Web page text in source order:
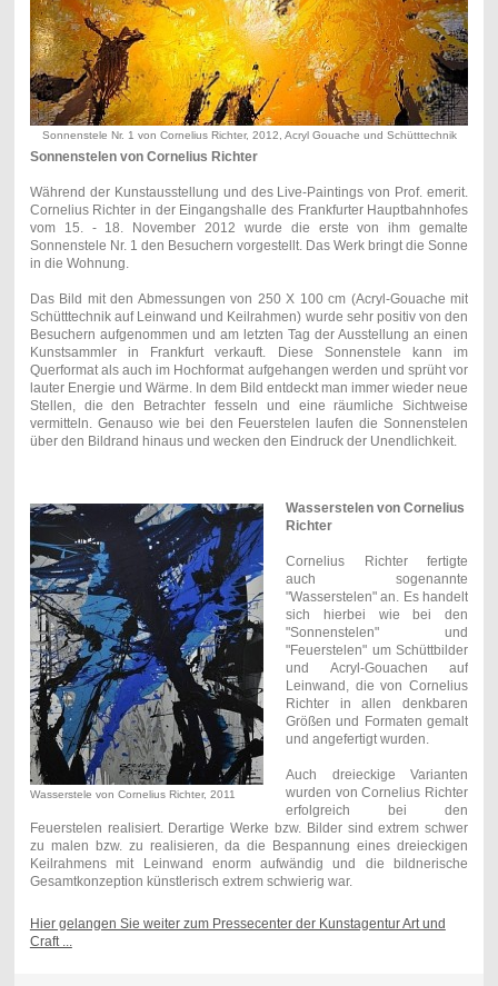
Sonnenstele Nr. 1 von Cornelius Richter, 2012, Acryl Gouache und Schütttechnik
Sonnenstelen von Cornelius Richter
Während der Kunstausstellung und des Live-Paintings von Prof. emerit.
Cornelius Richter in der Eingangshalle des Frankfurter Hauptbahnhofes
vom 15. - 18. November 2012 wurde die erste von ihm gemalte
Sonnenstele Nr. 1 den Besuchern vorgestellt. Das Werk bringt die Sonne
in die Wohnung.
Das Bild mit den Abmessungen von 250 X 100 cm (Acryl-Gouache mit
Schütttechnik auf Leinwand und Keilrahmen) wurde sehr positiv von den
Besuchern aufgenommen und am letzten Tag der Ausstellung an einen
Kunstsammler in Frankfurt verkauft. Diese Sonnenstele kann im
Querformat als auch im Hochformat aufgehangen werden und sprüht vor
lauter Energie und Wärme. In dem Bild entdeckt man immer wieder neue
Stellen, die den Betrachter fesseln und eine räumliche Sichtweise
vermitteln. Genauso wie bei den Feuerstelen laufen die Sonnenstelen
über den Bildrand hinaus und wecken den Eindruck der Unendlichkeit.
Wasserstele von Cornelius Richter, 2011
Wasserstelen von Cornelius
Richter
Cornelius Richter fertigte
auch sogenannte
"Wasserstelen" an. Es handelt
sich hierbei wie bei den
"Sonnenstelen" und
"Feuerstelen" um Schüttbilder
und Acryl-Gouachen auf
Leinwand, die von Cornelius
Richter in allen denkbaren
Größen und Formaten gemalt
und angefertigt wurden.
Auch dreieckige Varianten
wurden von Cornelius Richter
erfolgreich bei den
Feuerstelen realisiert. Derartige Werke bzw. Bilder sind extrem schwer
zu malen bzw. zu realisieren, da die Bespannung eines dreieckigen
Keilrahmens mit Leinwand enorm aufwändig und die bildnerische
Gesamtkonzeption künstlerisch extrem schwierig war.
Hier gelangen Sie weiter zum Pressecenter der Kunstagentur Art und
Craft ...